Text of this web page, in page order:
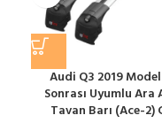
Audi Q3 2019
Sonrası Uyumlu Ara
Tavan Barı (Ace-2)